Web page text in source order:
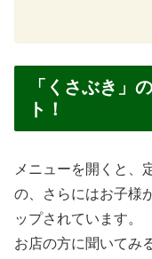
「くさぶき」
ト！
メニューを開くと、
の、さらにはお子様
ップされています。
お店の方に聞いてみ